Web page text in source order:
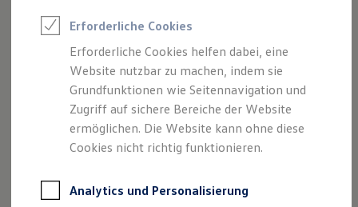
Digitaler Marktplatz
Kauf & Finanzierung
Online-Fahrzeugbewertung
Aktionen & Angebote
E-Auto-Förderung
Für Privatkunden
Für Gewerbekunden
Profi Paket
TopDeal
Zertifizierte Gebrauchtwagen
Ab 28.740,00 € exkl. MwSt.
Erforderliche Cookies
Erforderliche Cookies helfen dabei, eine
Website nutzbar zu machen, indem sie
Grundfunktionen wie Seitennavigation und
Zugriff auf sichere Bereiche der Website
ermöglichen. Die Website kann ohne diese
Cookies nicht richtig funktionieren.
Analytics und Personalisierung